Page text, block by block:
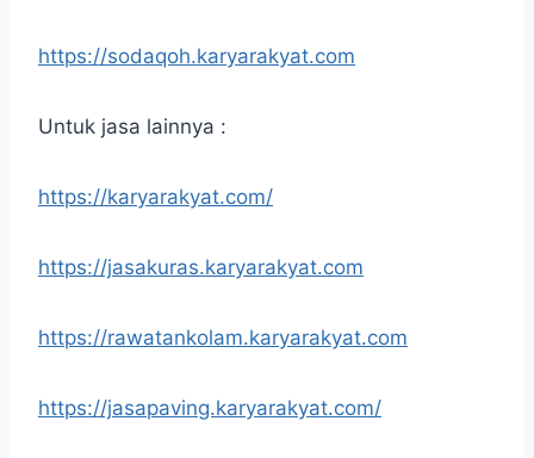
https://sodaqoh.karyarakyat.com
Untuk jasa lainnya :
https://karyarakyat.com/
https://jasakuras.karyarakyat.com
https://rawatankolam.karyarakyat.com
https://jasapaving.karyarakyat.com/